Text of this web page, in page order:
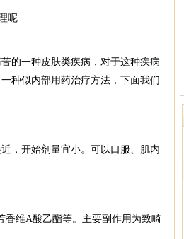
的一种皮肤类疾病，对于这种疾病
种似内部用药治疗方法，下面我们
，开始剂量宜小。可以口服、肌内
维A酸乙酯等。主要副作用为致畸